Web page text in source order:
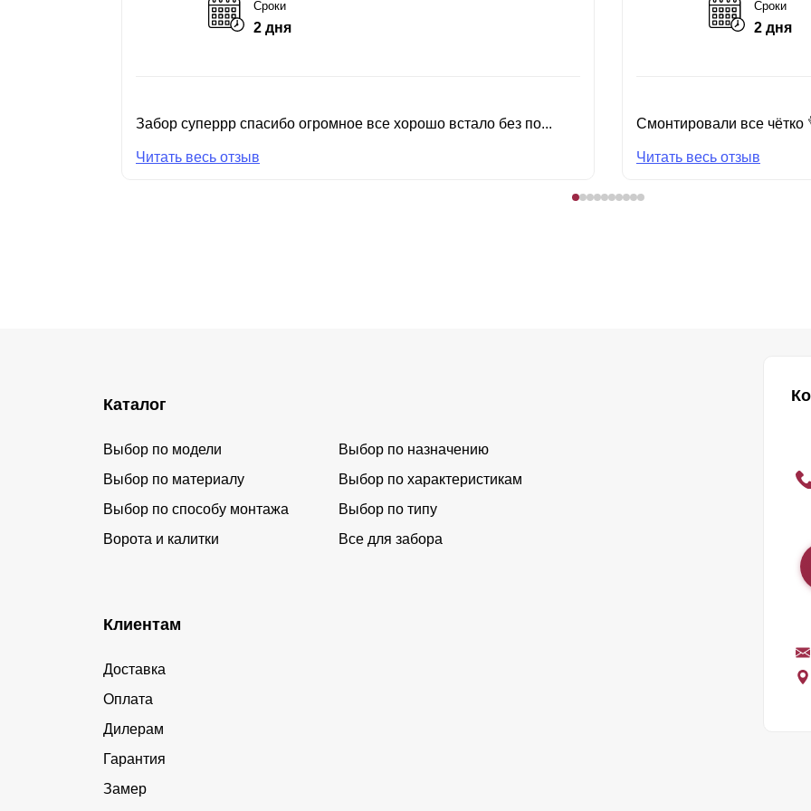
Сроки
2 дня
Забор суперрр спасибо огромное все хорошо встало без по...
Читать весь отзыв
Сроки
2 дня
Смонтировали все чётко
Читать весь отзыв
Каталог
Выбор по модели
Выбор по назначению
Выбор по материалу
Выбор по характеристикам
Выбор по способу монтажа
Выбор по типу
Ворота и калитки
Все для забора
Клиентам
Доставка
Оплата
Дилерам
Гарантия
Замер